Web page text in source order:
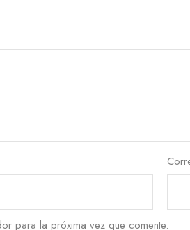
para la próxima vez que comente.